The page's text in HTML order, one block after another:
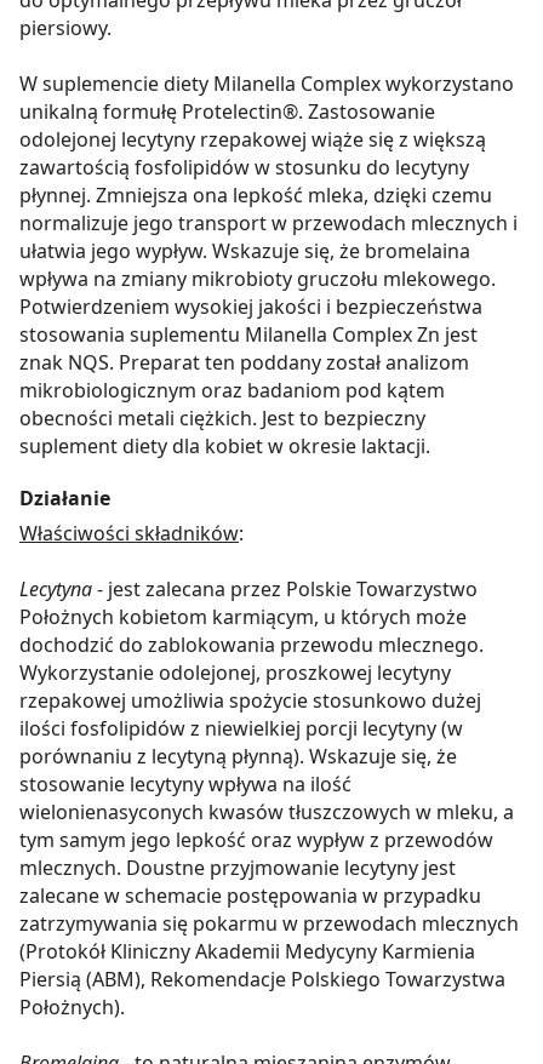
piersiowy.
W suplemencie diety Milanella Complex wykorzystano
unikalną formułę Protelectin®. Zastosowanie
odolejonej lecytyny rzepakowej wiąże się z większą
zawartością fosfolipidów w stosunku do lecytyny
płynnej. Zmniejsza ona lepkość mleka, dzięki czemu
normalizuje jego transport w przewodach mlecznych i
ułatwia jego wypływ. Wskazuje się, że bromelaina
wpływa na zmiany mikrobioty gruczołu mlekowego.
Potwierdzeniem wysokiej jakości i bezpieczeństwa
stosowania suplementu Milanella Complex Zn jest
znak NQS. Preparat ten poddany został analizom
mikrobiologicznym oraz badaniom pod kątem
obecności metali ciężkich. Jest to bezpieczny
suplement diety dla kobiet w okresie laktacji.
Działanie
Właściwości składników:
Lecytyna- jest zalecana przez Polskie Towarzystwo
Położnych kobietom karmiącym, u których może
dochodzić do zablokowania przewodu mlecznego.
Wykorzystanie odolejonej, proszkowej lecytyny
rzepakowej umożliwia spożycie stosunkowo dużej
ilości fosfolipidów z niewielkiej porcji lecytyny (w
porównaniu z lecytyną płynną). Wskazuje się, że
stosowanie lecytyny wpływa na ilość
wielonienasyconych kwasów tłuszczowych w mleku, a
tym samym jego lepkość oraz wypływ z przewodów
mlecznych. Doustne przyjmowanie lecytyny jest
zalecane w schemacie postępowania w przypadku
zatrzymywania się pokarmu w przewodach mlecznych
(Protokół Kliniczny Akademii Medycyny Karmienia
Piersią (ABM), Rekomendacje Polskiego Towarzystwa
Położnych).